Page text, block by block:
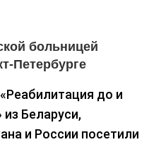
больницей
Петербурге
до и
Беларуси,
и России посетили